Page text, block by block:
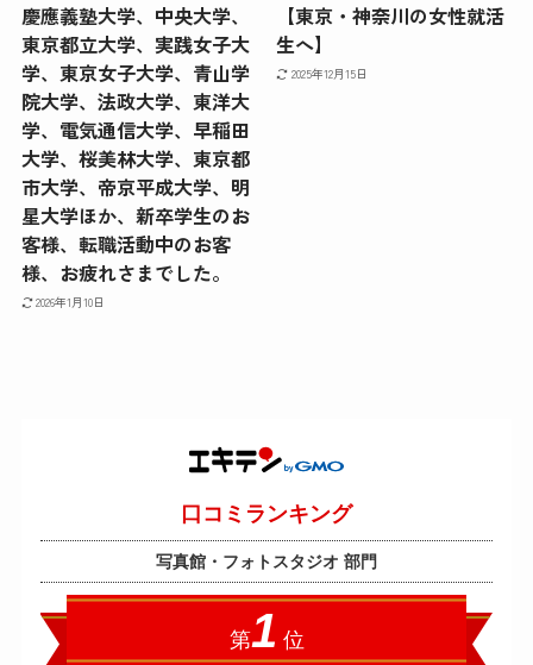
慶應義塾大学、中央大学、
東京都立大学、実践女子大
学、東京女子大学、青山学
院大学、法政大学、東洋大
学、電気通信大学、早稲田
大学、桜美林大学、東京都
市大学、帝京平成大学、明
星大学ほか、新卒学生のお
客様、転職活動中のお客
様、お疲れさまでした。
2026年1月10日
【東京・神奈川の女性就活
生へ】
2025年12月15日